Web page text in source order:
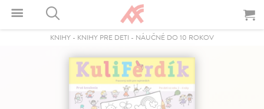
KNIHY - KNIHY PRE DETI - NÁUČNÉ DO 10 ROKOV